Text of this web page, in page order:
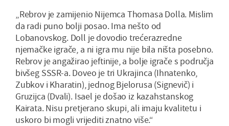
„Rebrov je zamijenio Nijemca Thomasa Dolla. Mislim
da radi puno bolji posao. Ima nešto od
Lobanovskog. Doll je dovodio trećerazredne
njemačke igrače, a ni igra mu nije bila ništa posebno.
Rebrov je angažirao jeftinije, a bolje igrače s područja
bivšeg SSSR-a. Doveo je tri Ukrajinca (Ihnatenko,
Zubkov i Kharatin), jednog Bjelorusa (Signevič) i
Gruzijca (Dvali). Isael je došao iz kazahstanskog
Kairata. Nisu pretjerano skupi, ali imaju kvalitetu i
uskoro bi mogli vrijediti znatno više.“